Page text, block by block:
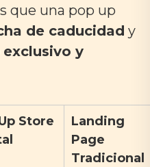
que una pop up
de caducidad y
exclusivo y
Store
Landing
Page
Tradicional